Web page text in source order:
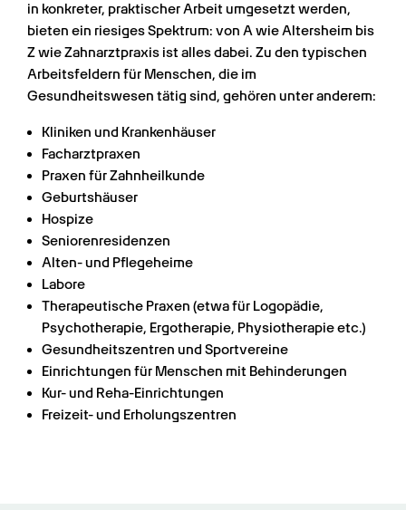
in konkreter, praktischer Arbeit umgesetzt werden,
bieten ein riesiges Spektrum: von A wie Altersheim bis
Z wie Zahnarztpraxis ist alles dabei. Zu den typischen
Arbeitsfeldern für Menschen, die im
Gesundheitswesen tätig sind, gehören unter anderem:
Kliniken und Krankenhäuser
Facharztpraxen
Praxen für Zahnheilkunde
Geburtshäuser
Hospize
Seniorenresidenzen
Alten- und Pflegeheime
Labore
Therapeutische Praxen (etwa für Logopädie,
Psychotherapie, Ergotherapie, Physiotherapie etc.)
Gesundheitszentren und Sportvereine
Einrichtungen für Menschen mit Behinderungen
Kur- und Reha-Einrichtungen
Freizeit- und Erholungszentren